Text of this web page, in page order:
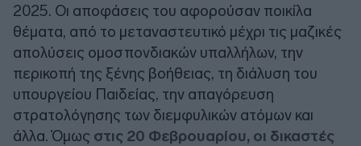
2025. Οι αποφάσεις του αφορούσαν ποικίλα
θέματα, από το μεταναστευτικό μέχρι τις μαζικές
απολύσεις ομοσπονδιακών υπαλλήλων, την
περικοπή της ξένης βοήθειας, τη διάλυση του
υπουργείου Παιδείας, την απαγόρευση
στρατολόγησης των διεμφυλικών ατόμων και
άλλα. Όμως στις 20 Φεβρουαρίου, οι δικαστές